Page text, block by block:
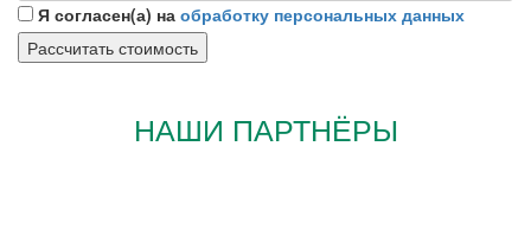
Я согласен(а) на обработку персональных данных
НАШИ ПАРТНЁРЫ